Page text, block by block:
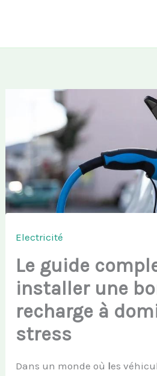
Electricité
Le guide
installer une
recharge à
stress
Dans un monde où les